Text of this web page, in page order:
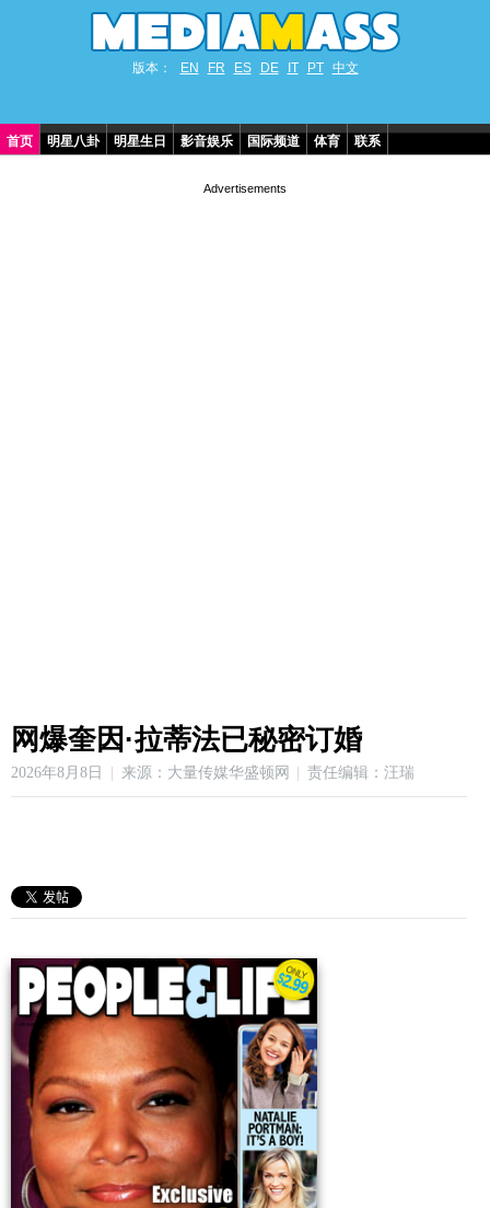
版本： EN FR ES DE IT PT 中文
首页 明星八卦 明星生日 影音娱乐 国际频道 体育 联系
网爆奎因·拉蒂法已秘密订婚
2026年8月8日 来源：大量传媒华盛顿网 责任编辑：汪瑞